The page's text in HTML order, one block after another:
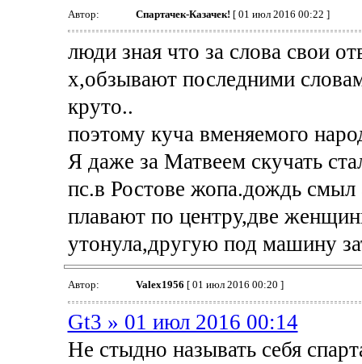
Автор: Спартачек-Казачек! [ 01 июл 2016 00:22 ]
люди зная что за слова свои
х,обзывают последними
круто..
поэтому куча вменяемого
Я даже за Матвеем скучать
пс.в Ростове жопа.дождь
плавают по центру,две
утонула,другую под машину
Автор: Valex1956 [ 01 июл 2016 00:20 ]
Gt3 » 01 июл 2016 00:14
Не стыдно называть себя